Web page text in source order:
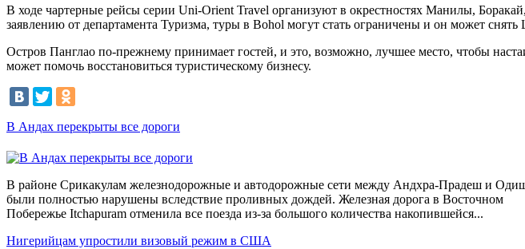
В ходе чартерные рейсы серии Uni-Orient Travel организуют в окрестностях Манилы,
заявлению от департамента Туризма, туры в Bohol могут стать ограничены и он может
Остров Панглао по-прежнему принимает гостей, и это, возможно, лучшее место, чтобы
может помочь восстановиться туристическому бизнесу.
В Андах перекрыты все дороги
В районе Срикакулам железнодорожные и автодорожные сети между Андхра-Прадеш и
были полностью нарушены вследствие проливных дождей. Железная дорога в Восточном
Побережье Itchapuram отменила все поезда из-за большого количества накопившейся...
Нигерийцам упростили визовый режим в США